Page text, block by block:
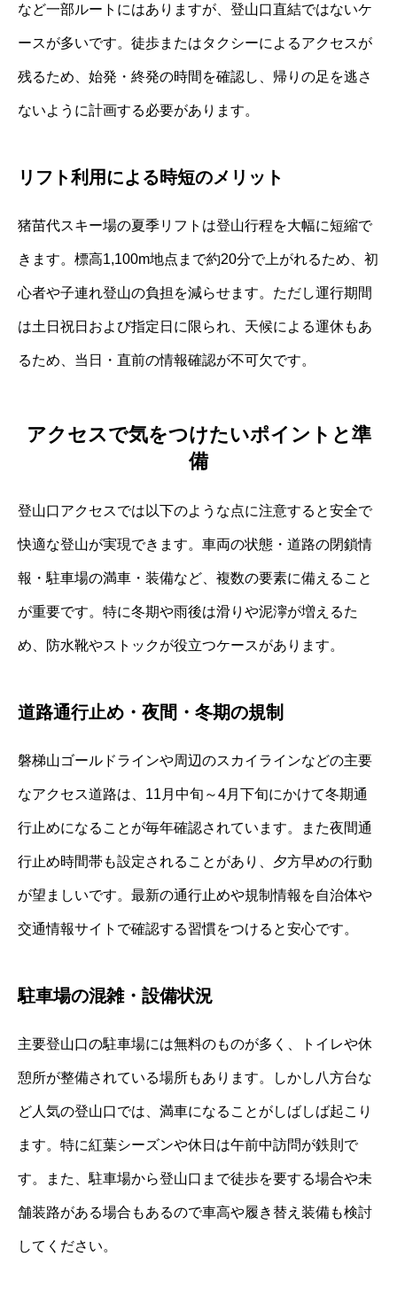
など一部ルートにはありますが、登山口直結ではないケ
ースが多いです。徒歩またはタクシーによるアクセスが
残るため、始発・終発の時間を確認し、帰りの足を逃さ
ないように計画する必要があります。
リフト利用による時短のメリット
猪苗代スキー場の夏季リフトは登山行程を大幅に短縮で
きます。標高1,100m地点まで約20分で上がれるため、初
心者や子連れ登山の負担を減らせます。ただし運行期間
は土日祝日および指定日に限られ、天候による運休もあ
るため、当日・直前の情報確認が不可欠です。
アクセスで気をつけたいポイントと準
備
登山口アクセスでは以下のような点に注意すると安全で
快適な登山が実現できます。車両の状態・道路の閉鎖情
報・駐車場の満車・装備など、複数の要素に備えること
が重要です。特に冬期や雨後は滑りや泥濘が増えるた
め、防水靴やストックが役立つケースがあります。
道路通行止め・夜間・冬期の規制
磐梯山ゴールドラインや周辺のスカイラインなどの主要
なアクセス道路は、11月中旬～4月下旬にかけて冬期通
行止めになることが毎年確認されています。また夜間通
行止め時間帯も設定されることがあり、夕方早めの行動
が望ましいです。最新の通行止めや規制情報を自治体や
交通情報サイトで確認する習慣をつけると安心です。
駐車場の混雑・設備状況
主要登山口の駐車場には無料のものが多く、トイレや休
憩所が整備されている場所もあります。しかし八方台な
ど人気の登山口では、満車になることがしばしば起こり
ます。特に紅葉シーズンや休日は午前中訪問が鉄則で
す。また、駐車場から登山口まで徒歩を要する場合や未
舗装路がある場合もあるので車高や履き替え装備も検討
してください。